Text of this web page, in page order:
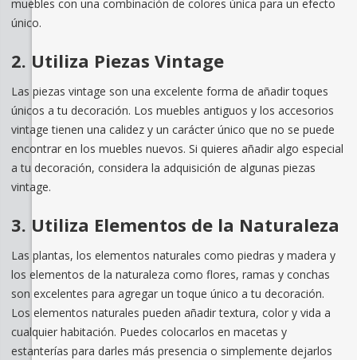
muebles con una combinación de colores única para un efecto
único.
2. Utiliza Piezas Vintage
Las piezas vintage son una excelente forma de añadir toques
únicos a tu decoración. Los muebles antiguos y los accesorios
vintage tienen una calidez y un carácter único que no se puede
encontrar en los muebles nuevos. Si quieres añadir algo especial
a tu decoración, considera la adquisición de algunas piezas
vintage.
3. Utiliza Elementos de la Naturaleza
Las plantas, los elementos naturales como piedras y madera y
los elementos de la naturaleza como flores, ramas y conchas
son excelentes para agregar un toque único a tu decoración.
Los elementos naturales pueden añadir textura, color y vida a
cualquier habitación. Puedes colocarlos en macetas y
estanterías para darles más presencia o simplemente dejarlos